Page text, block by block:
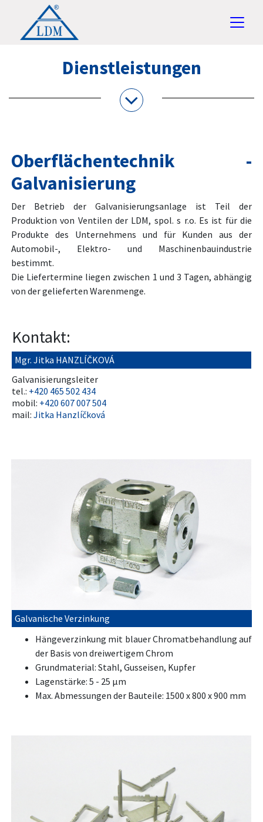
Dienstleistungen
Oberflächentechnik -
Galvanisierung
Der Betrieb der Galvanisierungsanlage ist Teil der
Produktion von Ventilen der LDM, spol. s r.o. Es ist für die
Produkte des Unternehmens und für Kunden aus der
Automobil-, Elektro- und Maschinenbauindustrie
bestimmt.
Die Liefertermine liegen zwischen 1 und 3 Tagen, abhängig
von der gelieferten Warenmenge.
Kontakt:
Mgr. Jitka HANZLÍČKOVÁ
Galvanisierungsleiter
tel.: +420 465 502 434
mobil: +420 607 007 504
mail: Jitka Hanzlíčková
Galvanische Verzinkung
Hängeverzinkung mit blauer Chromatbehandlung auf
der Basis von dreiwertigem Chrom
Grundmaterial: Stahl, Gusseisen, Kupfer
Lagenstärke: 5 - 25 μm
Max. Abmessungen der Bauteile: 1500 x 800 x 900 mm